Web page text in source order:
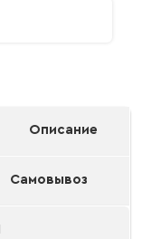
Описание
Самовывоз